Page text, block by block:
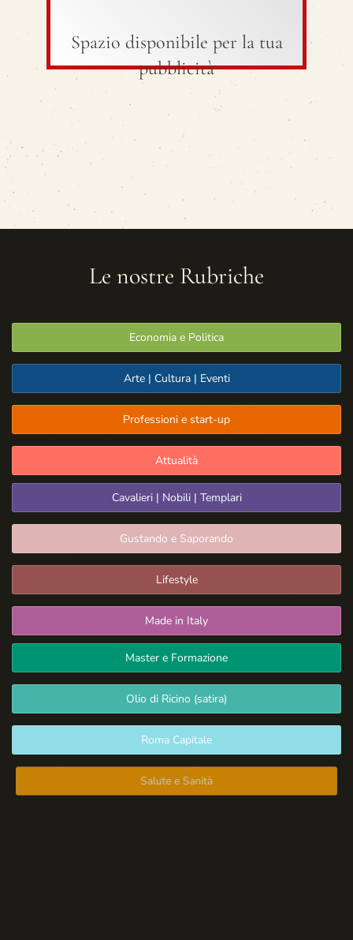
Spazio disponibile per la tua
pubblicità
Le nostre Rubriche
Economia e Politica
Arte | Cultura | Eventi
Professioni e start-up
Attualità
Cavalieri | Nobili | Templari
Gustando e Saporando
Lifestyle
Made in Italy
Master e Formazione
Olio di Ricino (satira)
Roma Capitale
Salute e Sanità